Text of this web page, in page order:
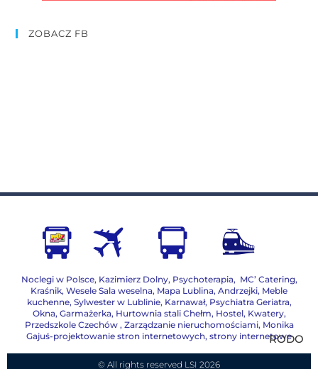
ZOBACZ FB
Noclegi w Polsce, Kazimierz Dolny, Psychoterapia, MC’ Catering,
Kraśnik, Wesele Sala weselna, Mapa Lublina, Andrzejki, Meble
kuchenne, Sylwester w Lublinie, Karnawał, Psychiatra Geriatra,
Okna, Garmażerka, Hurtownia stali Chełm, Hostel, Kwatery,
Przedszkole Czechów , Zarządzanie nieruchomościami, Monika
Gajuś-projektowanie stron internetowych, strony internetowe
RODO
© All rights reserved LSI 2026